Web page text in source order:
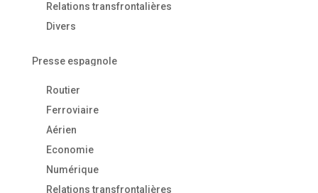
Relations transfrontalières
Divers
Presse espagnole
Routier
Ferroviaire
Aérien
Economie
Numérique
Relations transfrontalières